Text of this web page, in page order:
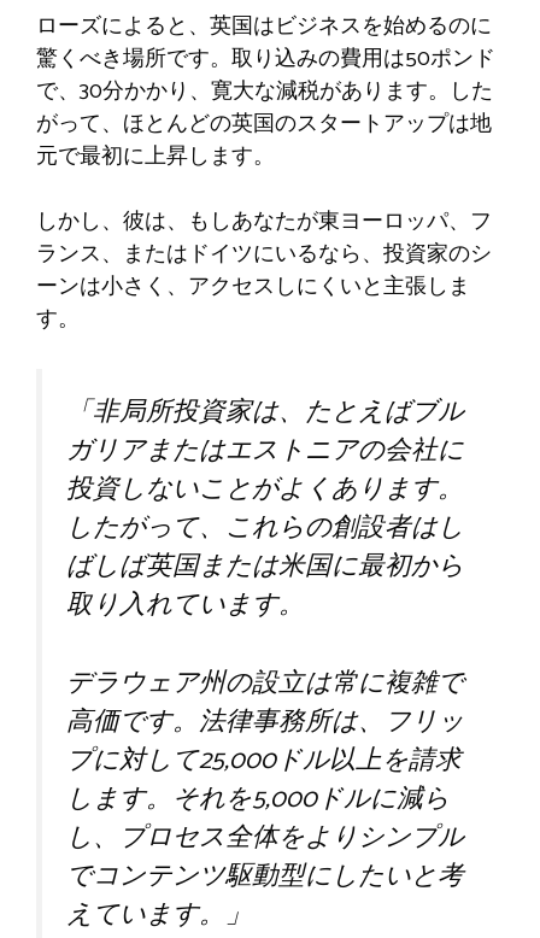
ローズによると、英国はビジネスを始めるのに
驚くべき場所です。取り込みの費用は50ポンド
で、30分かかり、寛大な減税があります。した
がって、ほとんどの英国のスタートアップは地
元で最初に上昇します。
しかし、彼は、もしあなたが東ヨーロッパ、フ
ランス、またはドイツにいるなら、投資家のシ
ーンは小さく、アクセスしにくいと主張しま
す。
「非局所投資家は、たとえばブル
ガリアまたはエストニアの会社に
投資しないことがよくあります。
したがって、これらの創設者はし
ばしば英国または米国に最初から
取り入れています。
デラウェア州の設立は常に複雑で
高価です。法律事務所は、フリッ
プに対して25,000ドル以上を請求
します。それを5,000ドルに減ら
し、プロセス全体をよりシンプル
でコンテンツ駆動型にしたいと考
えています。」